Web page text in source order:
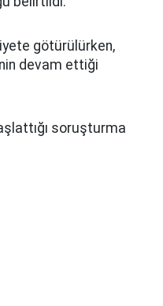
götürülürken,
devam ettiği
soruşturma